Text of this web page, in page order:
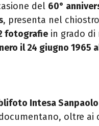
del 60°
, presenta nel
fotografie in grado
il 24 giugno 1965
Intesa Sanpaolo
oltre ai